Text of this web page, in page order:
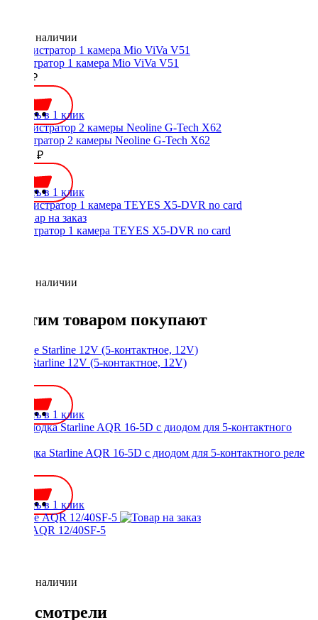
Нет в наличии
регистратор 1 камера Mio ViVa V51
5750 ₽
Купить в 1 клик
регистратор 2 камеры Neoline G-Tech X62
11990 ₽
Купить в 1 клик
Регистратор 1 камера TEYES X5-DVR no card
Нет в наличии
С этим товаром покупают
Реле Starline 12V (5-контактное, 12V)
Купить в 1 клик
Колодка Starline AQR 16-5D с диодом для 5-контактного реле
Купить в 1 клик
Реле AQR 12/40SF-5
Нет в наличии
Вы смотрели